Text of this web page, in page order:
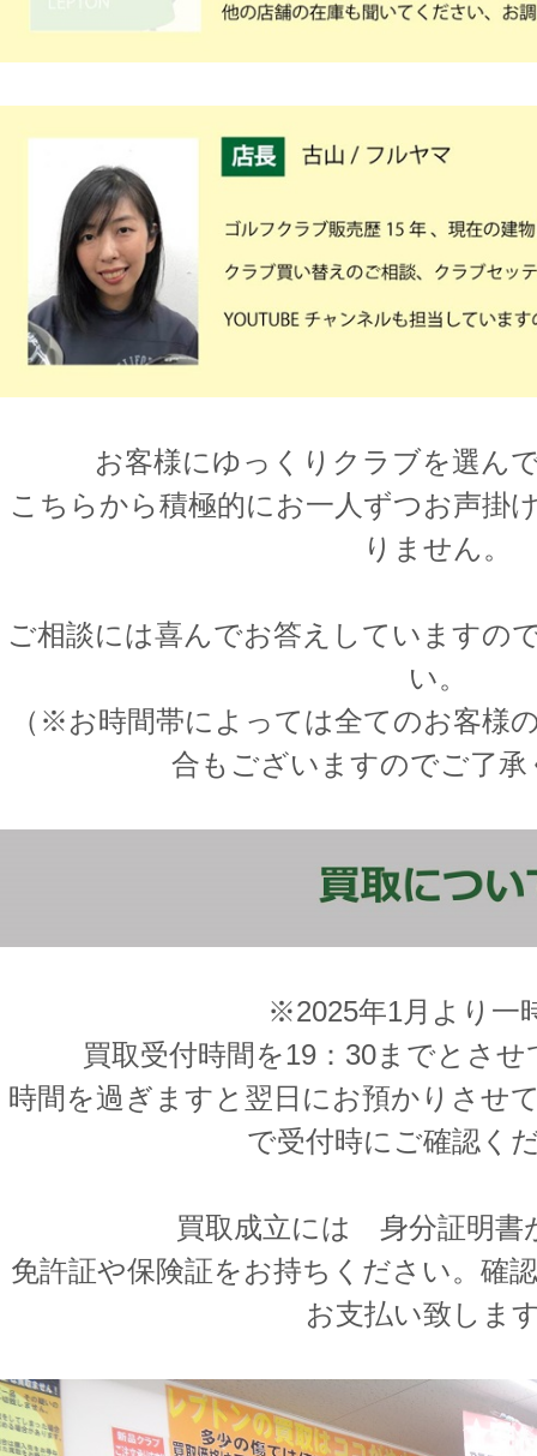
お客様にゆっくりクラブを選ん
こちらから積極的にお一人ずつお声掛
りません。
ご相談には喜んでお答えしていますの
い。
（※お時間帯によっては全てのお客様
合もございますのでご了承
※2025年1月より一
買取受付時間を19：30までとさ
時間を過ぎますと翌日にお預かりさせ
で受付時にご確認く
買取成立には 身分証明書
免許証や保険証をお持ちください。確
お支払い致しま